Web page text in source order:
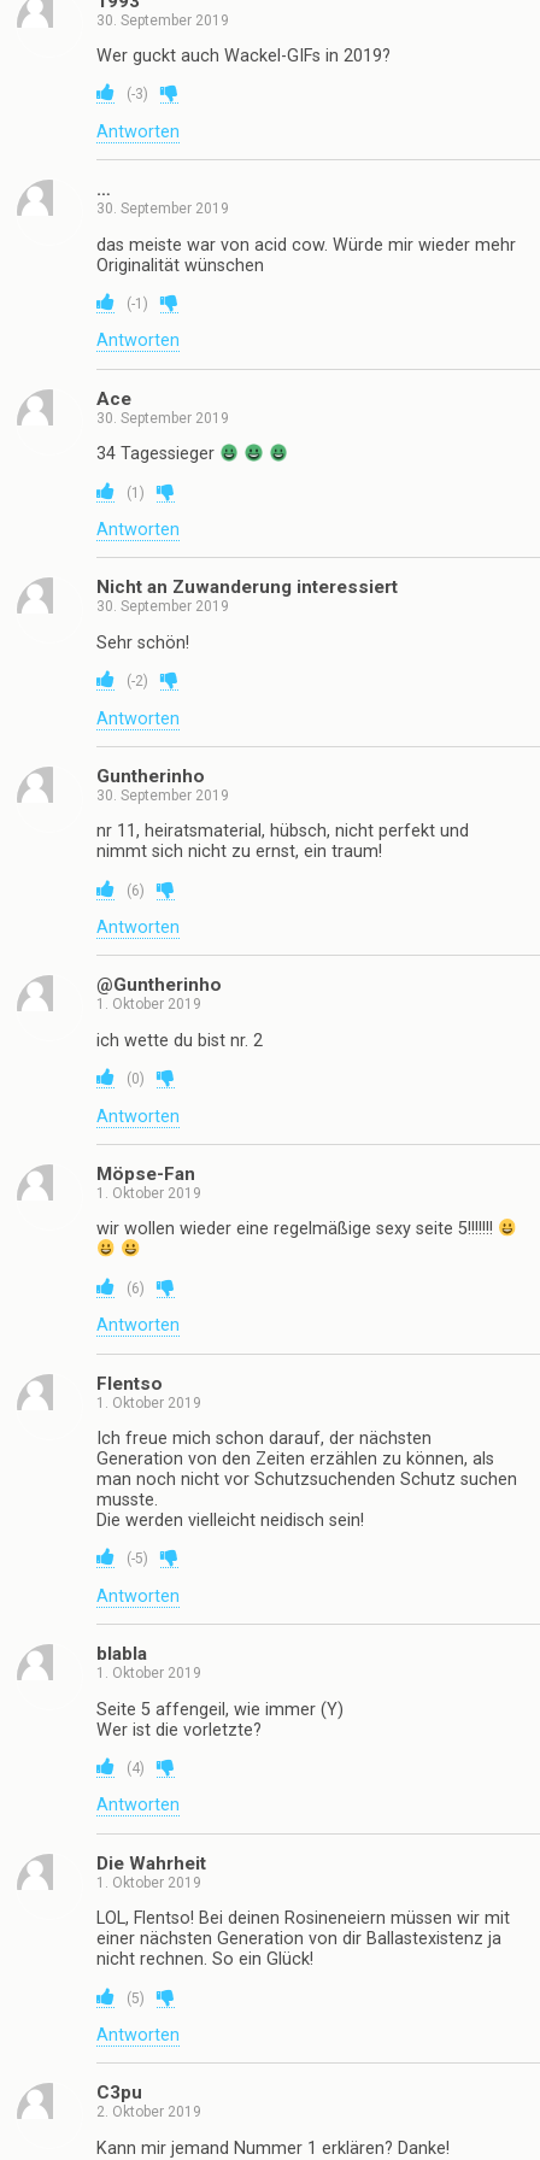
30. September 2019
Wer guckt auch Wackel-GIFs in 2019?
(-3)
Antworten
…
30. September 2019
das meiste war von acid cow. Würde mir wieder mehr
Originalität wünschen
(-1 )
Antworten
Ace
30. September 2019
34 Tagessieger
(1 )
Antworten
Nicht an Zuwanderung interessiert
30. September 2019
Sehr schön!
(-2)
Antworten
Guntherinho
30. September 2019
nr 11, heiratsmaterial, hübsch, nicht perfekt und
nimmt sich nicht zu ernst, ein traum!
(6)
Antworten
@Guntherinho
1. Oktober 2019
ich wette du bist nr. 2
(0)
Antworten
Möpse-Fan
1. Oktober 2019
wir wollen wieder eine regelmäßige sexy seite 5!!!!!!!
(6)
Antworten
Flentso
1. Oktober 2019
Ich freue mich schon darauf, der nächsten
Generation von den Zeiten erzählen zu können, als
man noch nicht vor Schutzsuchenden Schutz suchen
musste.
Die werden vielleicht neidisch sein!
(-5)
Antworten
blabla
1. Oktober 2019
Seite 5 affengeil, wie immer (Y)
Wer ist die vorletzte?
(4)
Antworten
Die Wahrheit
1. Oktober 2019
LOL, Flentso! Bei deinen Rosineneiern müssen wir mit
einer nächsten Generation von dir Ballastexistenz ja
nicht rechnen. So ein Glück!
(5)
Antworten
C3pu
2. Oktober 2019
Kann mir jemand Nummer 1 erklären? Danke!